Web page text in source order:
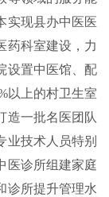
实现县办中医医
药科室建设，力
设置中医馆、配
以上的村卫生室
造一批名医团队
业技术人员特别
医诊所组建家庭
诊所提升管理水